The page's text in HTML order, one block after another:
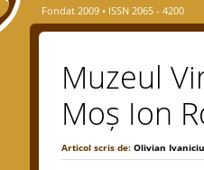
Fondat 2009 • ISSN 2065 - 4200
Muzeul
Moș Ion
Articol scris de: Olivian